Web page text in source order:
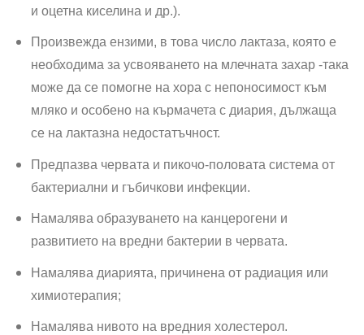
и оцетна киселина и др.).
Произвежда ензими, в това число лактаза, която е
необходима за усвояването на млечната захар -така
може да се помогне на хора с непоносимост към
мляко и особено на кърмачета с диария, дължаща
се на лактазна недостатъчност.
Предпазва червата и пикочо-половата система от
бактериални и гъбичкови инфекции.
Намалява образуването на канцерогени и
развитието на вредни бактерии в червата.
Намалява диарията, причинена от радиация или
химиотерапия;
Намалява нивото на вредния холестерол.